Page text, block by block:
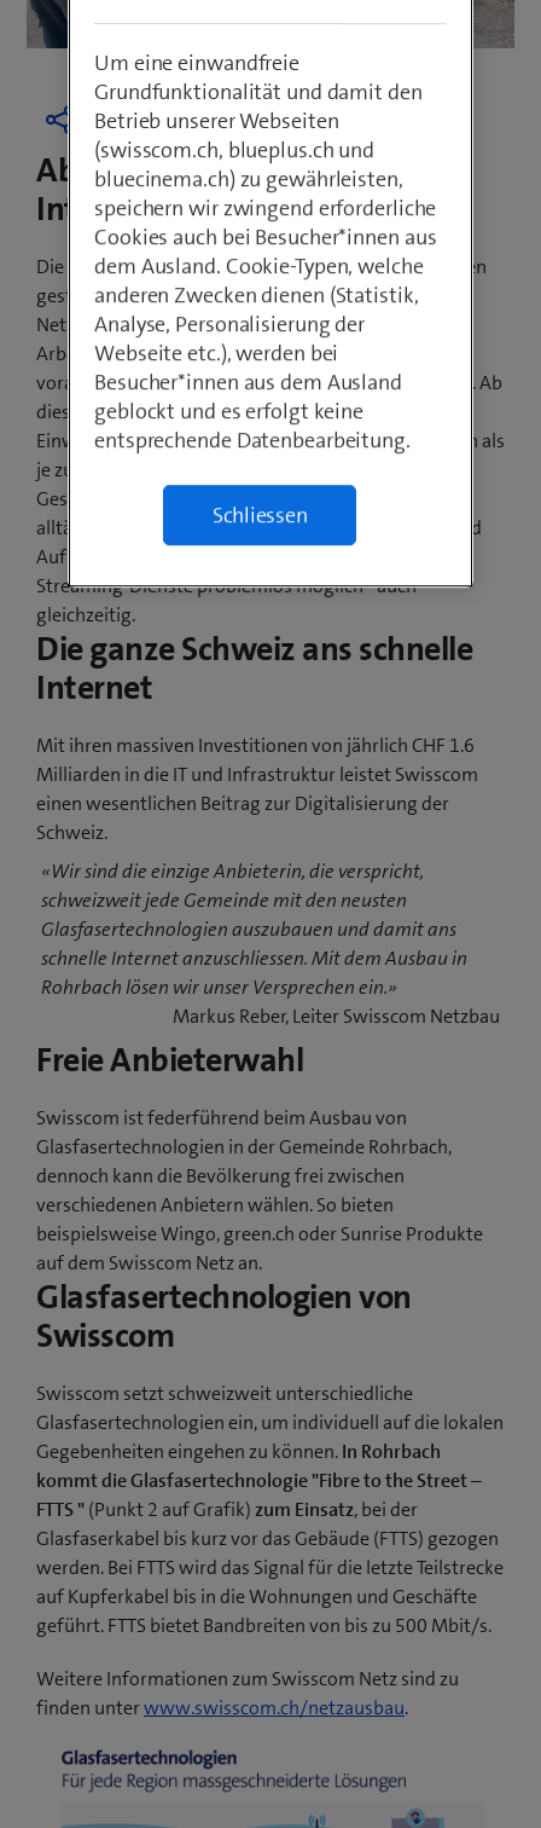
Ab Sommer 2022 schnelleres
Internet
Die Bauarbeiten in Rohrbach haben vor wenigen Tagen
gestartet und werden von Cablex, einem
Netzbaupartner von Swisscom, verantwortet. Die
Arbeiten dauern mehrere Monate und werden
voraussichtlich im Sommer 2022 abgeschlossen sein. Ab
diesem Zeitpunkt können die Einwohnerinnen und
Einwohner von Rohrbach schneller im Internet surfen als
je zuvor. Dank Glasfaser bis zu 500 Mbit/s. Mit dieser
Geschwindigkeit sind bandbreitenintensive oder
alltägliche Anwendungen wie Blue TV mit Replay- und
Aufnahmefunktionen, Surfen im Internet und
Streaming-Dienste problemlos möglich - auch
gleichzeitig.
Die ganze Schweiz ans schnelle
Internet
Mit ihren massiven Investitionen von jährlich CHF 1.6
Milliarden in die IT und Infrastruktur leistet Swisscom
einen wesentlichen Beitrag zur Digitalisierung der
Schweiz.
«Wir sind die einzige Anbieterin, die verspricht,
schweizweit jede Gemeinde mit den neusten
Glasfasertechnologien auszubauen und damit ans
schnelle Internet anzuschliessen. Mit dem Ausbau in
Rohrbach lösen wir unser Versprechen ein.»
Markus Reber, Leiter Swisscom Netzbau
Freie Anbieterwahl
Swisscom ist federführend beim Ausbau von
Glasfasertechnologien in der Gemeinde Rohrbach,
dennoch kann die Bevölkerung frei zwischen
verschiedenen Anbietern wählen. So bieten
beispielsweise Wingo, green.ch oder Sunrise Produkte
auf dem Swisscom Netz an.
Glasfasertechnologien von
Swisscom
Swisscom setzt schweizweit unterschiedliche
Glasfasertechnologien ein, um individuell auf die lokalen
Gegebenheiten eingehen zu können.In Rohrbach
kommt die Glasfasertechnologie "Fibre to the Street –
FTTS "(Punkt 2 auf Grafik)zum Einsatz, bei der
Glasfaserkabel bis kurz vor das Gebäude (FTTS) gezogen
werden. Bei FTTS wird das Signal für die letzte Teilstrecke
auf Kupferkabel bis in die Wohnungen und Geschäfte
geführt. FTTS bietet Bandbreiten von bis zu 500 Mbit/s.
Weitere Informationen zum Swisscom Netz sind zu
finden unterwww.swisscom.ch/netzausbau.
Um eine einwandfreie
Grundfunktionalität und damit den
Betrieb unserer Webseiten
(swisscom.ch, blueplus.ch und
bluecinema.ch) zu gewährleisten,
speichern wir zwingend erforderliche
Cookies auch bei Besucher*innen aus
dem Ausland. Cookie-Typen, welche
anderen Zwecken dienen (Statistik,
Analyse, Personalisierung der
Webseite etc.), werden bei
Besucher*innen aus dem Ausland
geblockt und es erfolgt keine
entsprechende Datenbearbeitung.
Schliessen